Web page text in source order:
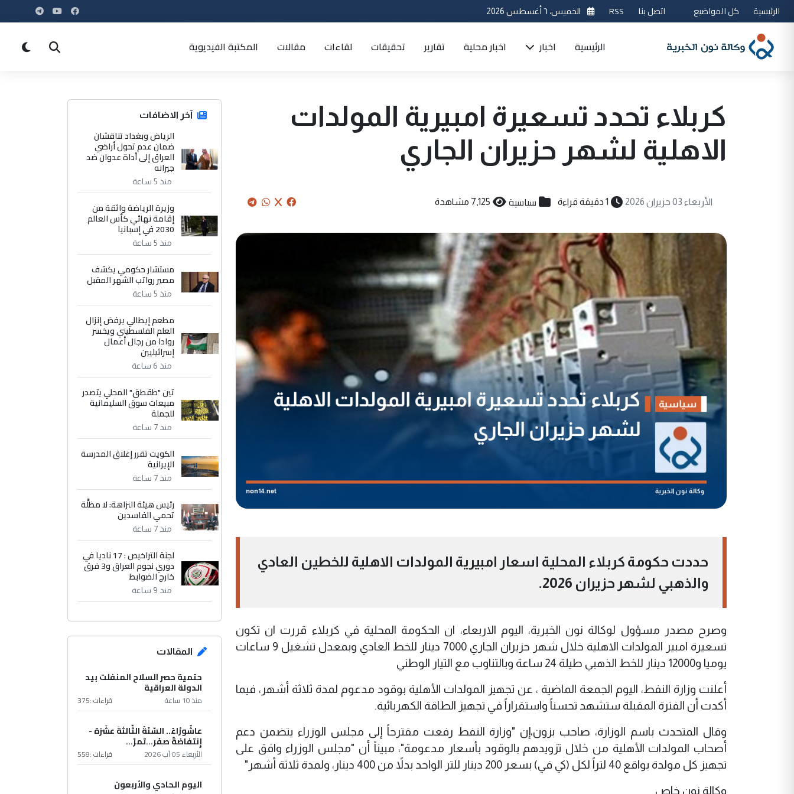
الرئيسية كل المواضيع اتصل بنا RSS الخميس، ٦ أغسطس 2026
الرئيسية اخبار اخبار محلية تقارير تحقيقات لقاءات مقالات المكتبة الفيديوية
كربلاء تحدد تسعيرة امبيرية المولدات
الاهلية لشهر حزيران الجاري
الأربعاء 03 حزيران 2026 1 دقيقة قراءة سياسية 7,125 مشاهدة
حددت حكومة كربلاء المحلية اسعار امبيرية المولدات الاهلية للخطين العادي
والذهبي لشهر حزيران 2026.
وصرح مصدر مسؤول لوكالة نون الخبرية، اليوم الاربعاء، ان الحكومة المحلية في كربلاء قررت ان تكون
تسعيرة امبير المولدات الاهلية خلال شهر حزيران الجاري 7000 دينار للخط العادي وبمعدل تشغيل 9 ساعات
يوميا و12000 دينار للخط الذهبي طيلة 24 ساعة وبالتناوب مع التيار الوطني
أعلنت وزارة النفط، اليوم الجمعة الماضية ، عن تجهيز المولدات الأهلية بوقود مدعوم لمدة ثلاثة أشهر، فيما
أكدت أن الفترة المقبلة ستشهد تحسناً واستقراراً في تجهيز الطاقة الكهربائية.
وقال المتحدث باسم الوزارة، صاحب بزون،إن "وزارة النفط رفعت مقترحاً إلى مجلس الوزراء يتضمن دعم
أصحاب المولدات الأهلية من خلال تزويدهم بالوقود بأسعار مدعومة"، مبيناً أن "مجلس الوزراء وافق على
تجهيز كل مولدة بواقع 40 لتراً لكل (كي في) بسعر 200 دينار للتر الواحد بدلاً من 400 دينار، ولمدة ثلاثة أشهر"
وكالة نون خاص
آخر الاضافات
الرياض وبغداد تناقشان
ضمان عدم تحول أراضي
العراق إلى أداة عدوان ضد
جيرانه
منذ 5 ساعة
وزيرة الرياضة واثقة من
إقامة نهائي كأس العالم
2030 في إسبانيا
منذ 5 ساعة
مستشار حكومي يكشف
مصير رواتب الشهر المقبل
منذ 5 ساعة
مطعم إيطالي يرفض إنزال
العلم الفلسطيني ويخسر
روادا من رجال أعمال
إسرائيليين
منذ 6 ساعة
تين "طقطق" المحلي يتصدر
مبيعات سوق السليمانية
للجملة
منذ 7 ساعة
الكويت تقرر إغلاق المدرسة
الإيرانية
منذ 7 ساعة
رئيس هيئة النزاهة: لا مظلَّة
تحمي الفاسدين
منذ 7 ساعة
لجنة التراخيص : 17 ناديا في
دوري نجوم العراق و3 فرق
خارج الضوابط
منذ 9 ساعة
المقالات
حتمية حصر السلاح المنفلت بيد
الدولة العراقية
منذ 10 ساعة قراءات :375
عاشُورْاءُ.. السّنَةُ الثّالثةَ عشَرَة -
إِنتفاضةُ صفَر…تمرّ...
الأربعاء 05 آب 2026 قراءات :558
اليوم الحادي والأربعون